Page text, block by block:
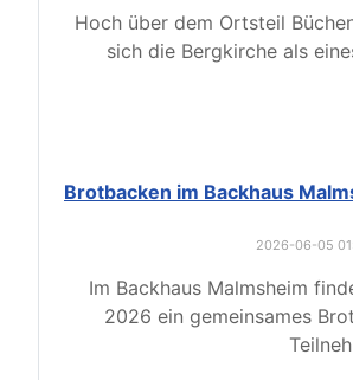
Hoch über dem Ortsteil
sich die Bergkirche als
Brotbacken im Backhaus
2026-06-05
Im Backhaus Malmsheim
2026 ein gemeinsames